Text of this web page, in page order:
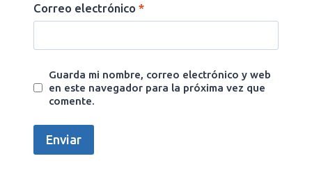
Correo electrónico *
Guarda mi nombre, correo electrónico y web
en este navegador para la próxima vez que
comente.